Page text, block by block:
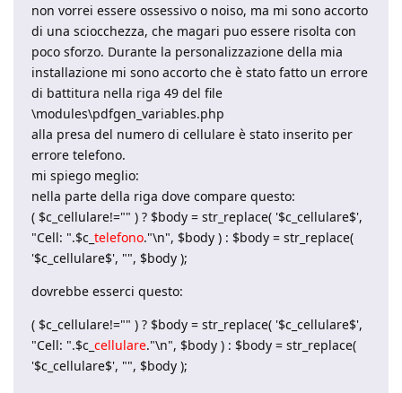
non vorrei essere ossessivo o noiso, ma mi sono accorto
di una sciocchezza, che magari puo essere risolta con
poco sforzo. Durante la personalizzazione della mia
installazione mi sono accorto che è stato fatto un errore
di battitura nella riga 49 del file
\modules\pdfgen_variables.php
alla presa del numero di cellulare è stato inserito per
errore telefono.
mi spiego meglio:
nella parte della riga dove compare questo:
( $c_cellulare!="" ) ? $body = str_replace( '$c_cellulare$',
"Cell: ".$c_ telefono."\n", $body ) : $body = str_replace(
'$c_cellulare$', "", $body );
dovrebbe esserci questo:
( $c_cellulare!="" ) ? $body = str_replace( '$c_cellulare$',
"Cell: ".$c_ cellulare."\n", $body ) : $body = str_replace(
'$c_cellulare$', "", $body );